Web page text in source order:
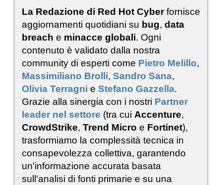
La Redazione di Red Hot Cyberfornisce
aggiornamenti quotidiani su bug, data
breach e minacce globali. Ogni
contenuto è validato dalla nostra
community di esperti come Pietro Melillo,
Massimiliano Brolli, Sandro Sana,
Olivia Terragni e Stefano Gazzella.
Grazie alla sinergia con i nostri Partner
leader nel settore (tra cui Accenture,
CrowdStrike, Trend Micro e Fortinet),
trasformiamo la complessità tecnica in
consapevolezza collettiva, garantendo
un'informazione accurata basata
sull'analisi di fonti primarie e su una